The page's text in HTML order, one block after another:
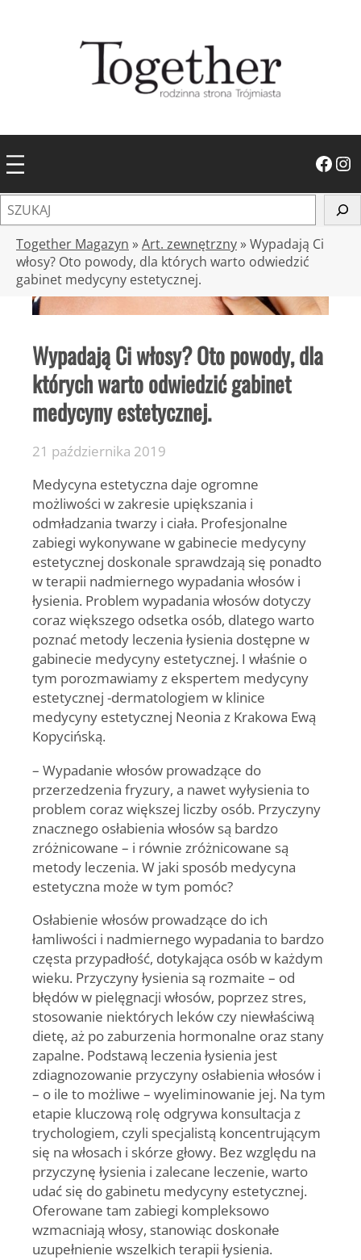
Facebook Instagram
z
Together Magazyn »Art. zewnętrzny»Wypadają Ci
włosy? Oto powody, dla których warto odwiedzić
gabinet medycyny estetycznej.
Wypadają Ci włosy? Oto powody, dla
których warto odwiedzić gabinet
medycyny estetycznej.
21 października 2019
Medycyna estetyczna daje ogromne
możliwości w zakresie upiększania i
odmładzania twarzy i ciała. Profesjonalne
zabiegi wykonywane w gabinecie medycyny
estetycznej doskonale sprawdzają się ponadto
w terapii nadmiernego wypadania włosów i
łysienia. Problem wypadania włosów dotyczy
coraz większego odsetka osób, dlatego warto
poznać metody leczenia łysienia dostępne w
gabinecie medycyny estetycznej. I właśnie o
tym porozmawiamy z ekspertem medycyny
estetycznej -dermatologiem w klinice
medycyny estetycznej Neonia z Krakowa Ewą
Kopycińską.
– Wypadanie włosów prowadzące do
przerzedzenia fryzury, a nawet wyłysienia to
problem coraz większej liczby osób. Przyczyny
znacznego osłabienia włosów są bardzo
zróżnicowane – i równie zróżnicowane są
metody leczenia. W jaki sposób medycyna
estetyczna może w tym pomóc?
Osłabienie włosów prowadzące do ich
łamliwości i nadmiernego wypadania to bardzo
częsta przypadłość, dotykająca osób w każdym
wieku. Przyczyny łysienia są rozmaite – od
błędów w pielęgnacji włosów, poprzez stres,
stosowanie niektórych leków czy niewłaściwą
dietę, aż po zaburzenia hormonalne oraz stany
zapalne. Podstawą leczenia łysienia jest
zdiagnozowanie przyczyny osłabienia włosów i
– o ile to możliwe – wyeliminowanie jej. Na tym
etapie kluczową rolę odgrywa konsultacja z
trychologiem, czyli specjalistą koncentrującym
się na włosach i skórze głowy. Bez względu na
przyczynę łysienia i zalecane leczenie, warto
udać się do gabinetu medycyny estetycznej.
Oferowane tam zabiegi kompleksowo
wzmacniają włosy, stanowiąc doskonałe
uzupełnienie wszelkich terapii łysienia.